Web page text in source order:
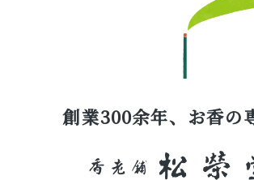
創業300余年、お香の